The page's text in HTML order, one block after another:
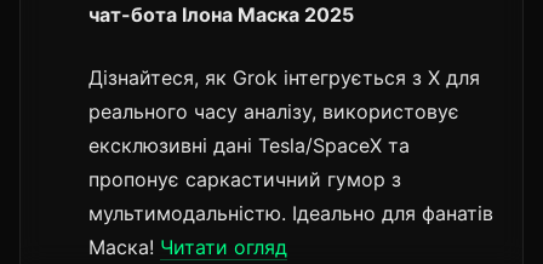
чат-бота Ілона Маска 2025
Дізнайтеся, як Grok інтегрується з X для
реального часу аналізу, використовує
ексклюзивні дані Tesla/SpaceX та
пропонує саркастичний гумор з
мультимодальністю. Ідеально для фанатів
Маска! Читати огляд